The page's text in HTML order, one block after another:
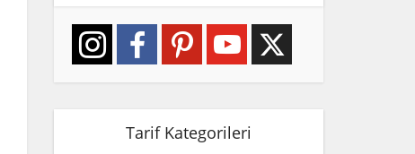
Tarif Kategorileri